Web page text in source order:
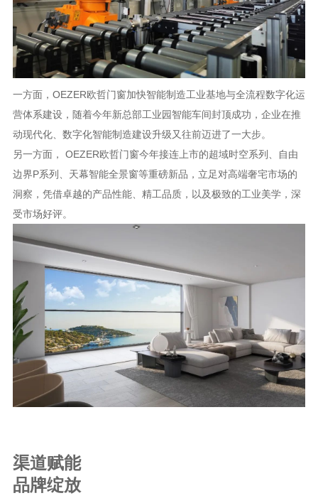
一方面，OEZER欧哲门窗加快智能制造工业基地与全流程数字化运
营体系建设，随着今年新总部工业园智能车间封顶成功，企业在推
动现代化、数字化智能制造建设升级又往前迈进了一大步。
另一方面， OEZER欧哲门窗今年接连上市的超域时空系列、自由
边界P系列、天幕智能全景窗等重磅新品，立足对高端奢宅市场的
洞察，凭借卓越的产品性能、精工品质，以及极致的工业美学，深
受市场好评。
渠道赋能
品牌绽放